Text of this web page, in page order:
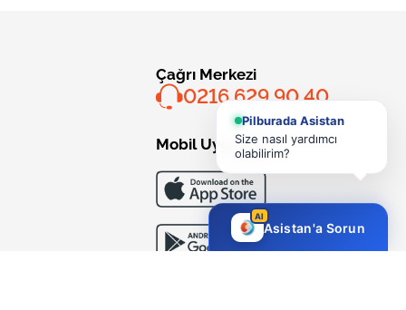
Çağrı Merkezi
0216 629 90 40
Mobil Uygulama
Pilburada Asistan
Size nasıl yardımcı
olabilirim?
AI
Asistan'a Sorun